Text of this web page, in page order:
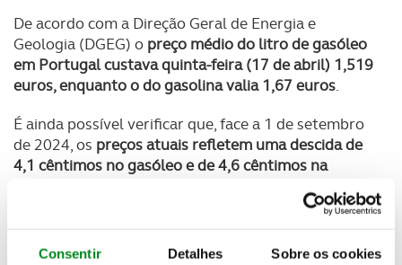
Consentir Detalhes Sobre os cookies
De acordo com a Direção Geral de Energia e
Geologia (DGEG) o preço médio do litro de gasóleo
em Portugal custava quinta-feira (17 de abril) 1,519
euros, enquanto o do gasolina valia1,67 euros.
É ainda possível verificar que, face a 1 de setembro
de 2024, os preços atuais refletem uma descida de
4,1 cêntimos no gasóleo e de 4,6 cêntimos na
Caso se confirmem as previsões para a próxima
semana, o preço médio do gasóleo simples deverá